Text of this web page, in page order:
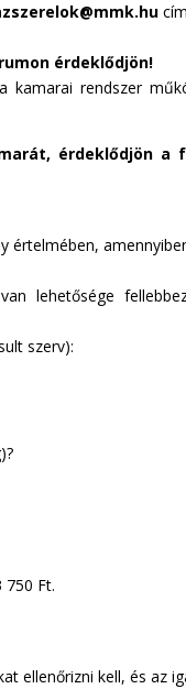
érdeklődjön!
kamarai rendszer
érdeklődjön
lehetősége
szerv):
750 Ft.
ellenőrizni kell, és az